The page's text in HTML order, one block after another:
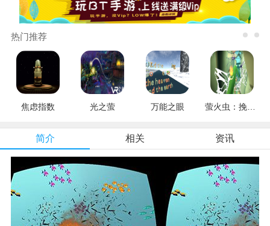
热门推荐
焦虑指数 光之萤 万能之眼
简介 相关 资讯